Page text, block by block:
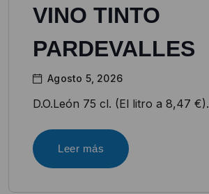
VINO TINTO
PARDEVALLES
Agosto 5, 2026
D.O.León 75 cl. (El litro a 8,47 €).
Leer más